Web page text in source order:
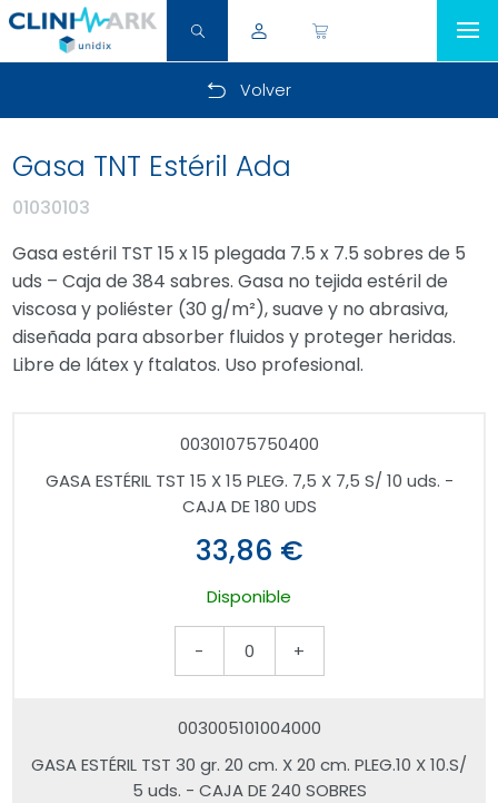
Volver
Gasa TNT Estéril Ada
01030103
Gasa estéril TST 15 x 15 plegada 7.5 x 7.5 sobres de 5
uds – Caja de 384 sabres. Gasa no tejida estéril de
viscosa y poliéster (30 g/m²), suave y no abrasiva,
diseñada para absorber fluidos y proteger heridas.
Libre de látex y ftalatos. Uso profesional.
00301075750400
GASA ESTÉRIL TST 15 X 15 PLEG. 7,5 X 7,5 S/ 10 uds. -
CAJA DE 180 UDS
33,86 €
Disponible
- 0 +
003005101004000
GASA ESTÉRIL TST 30 gr. 20 cm. X 20 cm. PLEG.10 X 10.S/
5 uds. - CAJA DE 240 SOBRES